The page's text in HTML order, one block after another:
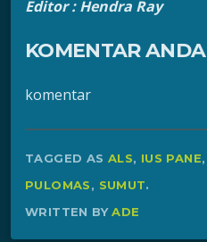
Editor : Hendra Ray
KOMENTAR ANDA
komentar
TAGGED AS ALS, IUS PANE,
PULOMAS, SUMUT.
WRITTEN BYADE